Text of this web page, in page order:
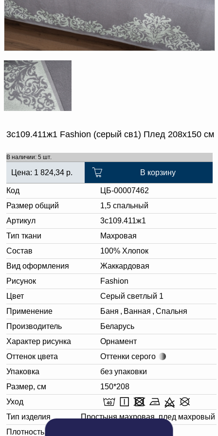
Доверенность на
получение груза
Документы по работе с
персональными данными
Письмо руководителю
Вопросы и ответы
Новости | Статьи
3с109.411ж1 Fashion (серый св1) Плед 208х150 см
В наличии: 5 шт.
Цена: 1 824,34 р. В корзину
Код
ЦБ-00007462
Размер общий
1,5 спальный
Артикул
3с109.411ж1
Тип ткани
Махровая
Состав
100% Хлопок
Вид оформления
Жаккардовая
Рисунок
Fashion
Цвет
Серый светлый 1
Применение
Баня , Ванная , Спальня
Производитель
Беларусь
Характер рисунка
Орнамент
Оттенок цвета
Оттенки серого
Упаковка
без упаковки
Размер, см
150*208
Уход
Тип изделия
Простыня махровая, плед махровый
Плотность, г/м²